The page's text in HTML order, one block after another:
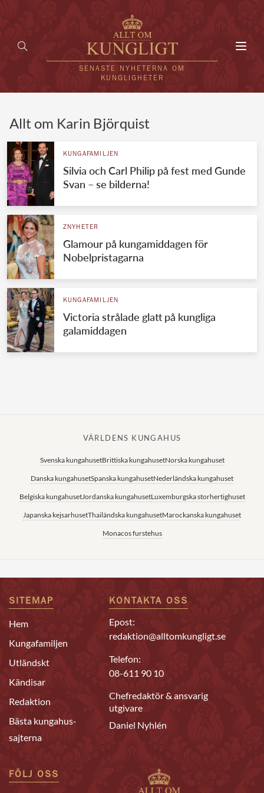
SENASTE NYHETERNA OM
KUNGLIGHETER
UTLÄNDSKT
VÄRLDENS KUNGAHUS
Svenska kungahuset
Brittiska kungahuset
Danska kungahuset
Spanska kungahuset
REDAKTION
Allt om Karin Björquist
KUNGAFAMILJEN
Silvia och Carl Philip på fest med Gunde
Svan – se bilderna!
ZNYHETER
Glamour på kungamiddagen för
Nobelpristagarna
KUNGAFAMILJEN
Victoria strålade glatt på kungliga
galamiddagen
VÄRLDENS KUNGAHUS
Svenska kungahusetBrittiska kungahusetNorska kungahuset
Danska kungahusetSpanska kungahusetNederländska kungahuset
Belgiska kungahusetJordanska kungahusetLuxemburgska storhertighuset
Japanska kejsarhusetThailändska kungahusetMarockanska kungahuset
Monacos furstehus
SITEMAP
Hem
Kungafamiljen
Utländskt
Kändisar
Redaktion
Bästa kungahus-
sajterna
KONTAKTA OSS
Epost:
redaktion@alltomkungligt.se
Telefon:
08-611 90 10
Chefredaktör & ansvarig
utgivare
Daniel Nyhlén
FÖLJ OSS